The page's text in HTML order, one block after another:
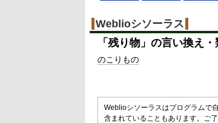
Weblioシソーラス
「 残り物 」の言い換え
のこりもの
Weblioシソーラスはプログラムで
含まれていることもあります。ご